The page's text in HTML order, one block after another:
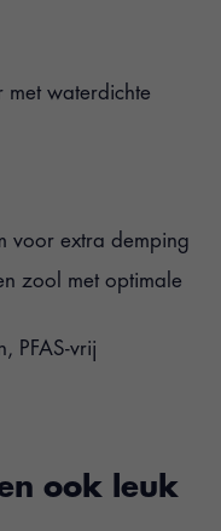
met waterdichte
voor extra demping
zool met optimale
PFAS-vrij
ook leuk